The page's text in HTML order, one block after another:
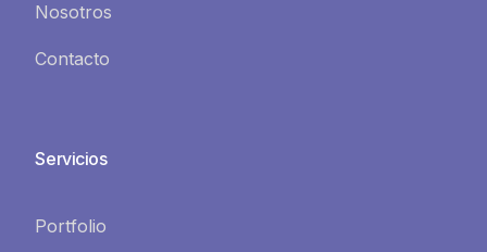
Nosotros
Contacto
Servicios
Portfolio